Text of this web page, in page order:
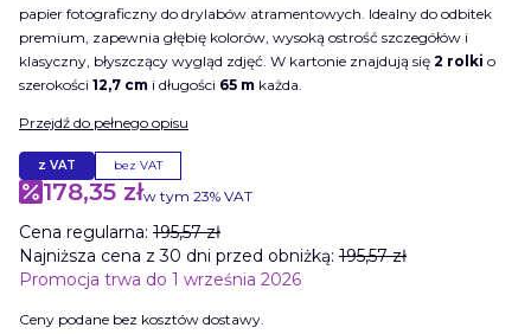
papier fotograficzny do drylabów atramentowych. Idealny do odbitek
premium, zapewnia głębię kolorów, wysoką ostrość szczegółów i
klasyczny, błyszczący wygląd zdjęć. W kartonie znajdują się 2 rolki o
szerokości 12,7 cm i długości 65 m każda.
Przejdź do pełnego opisu
z VAT bez VAT
178,35 złw tym 23% VAT
w tym 23% VAT
Cena regularna: 195,57 zł
Najniższa cena z 30 dni przed obniżką: 195,57 zł
Promocja trwa do 1 września 2026
Ceny podane bez kosztów dostawy.